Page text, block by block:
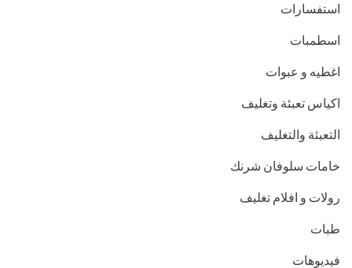
استفسارات
اسطمبات
اغطيه و عبوات
اكياس تعبئة وتغليف
التعبئة والتغليف
خامات سلوفان شرنك
رولات و افلام تغليف
طبات
فيديوهات